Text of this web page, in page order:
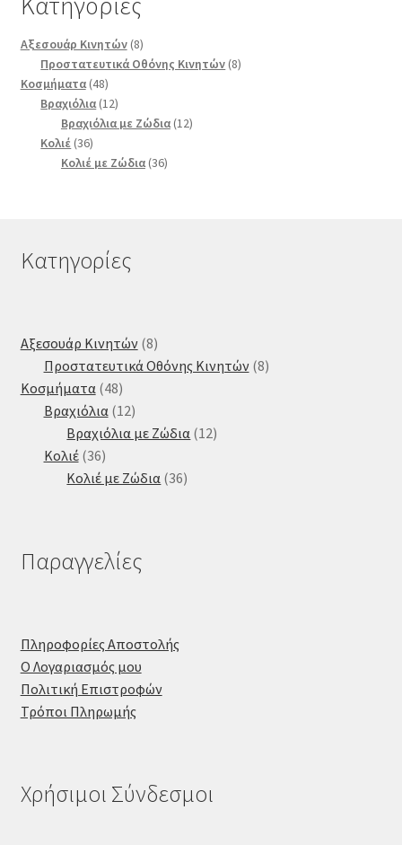
Αξεσουάρ Κινητών 88
προϊόντα
Προστατευτικά Οθόνης Κινητών 88
Κοσμήματα 4848
προϊόντα
Βραχιόλια 1212
προϊόντα
Βραχιόλια με Ζώδια 1212
Κολιέ 3636
προϊόντα
Κολιέ με Ζώδια 3636
Κατηγορίες
Αξεσουάρ Κινητών 88
προϊόντα
Προστατευτικά Οθόνης Κινητών 88
Κοσμήματα 4848
προϊόντα
Βραχιόλια 1212
προϊόντα
Βραχιόλια με Ζώδια 1212
Κολιέ 3636
προϊόντα
Κολιέ με Ζώδια 3636
Παραγγελίες
Πληροφορίες Αποστολής
Ο Λογαριασμός μου
Πολιτική Επιστροφών
Τρόποι Πληρωμής
Χρήσιμοι Σύνδεσμοι